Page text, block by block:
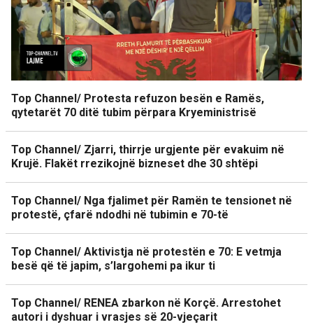
Top Channel/ Protesta refuzon besën e Ramës,
qytetarët 70 ditë tubim përpara Kryeministrisë
Top Channel/ Zjarri, thirrje urgjente për evakuim në
Krujë. Flakët rrezikojnë bizneset dhe 30 shtëpi
Top Channel/ Nga fjalimet për Ramën te tensionet në
protestë, çfarë ndodhi në tubimin e 70-të
Top Channel/ Aktivistja në protestën e 70: E vetmja
besë që të japim, s’largohemi pa ikur ti
Top Channel/ RENEA zbarkon në Korçë. Arrestohet
autori i dyshuar i vrasjes së 20-vjeçarit